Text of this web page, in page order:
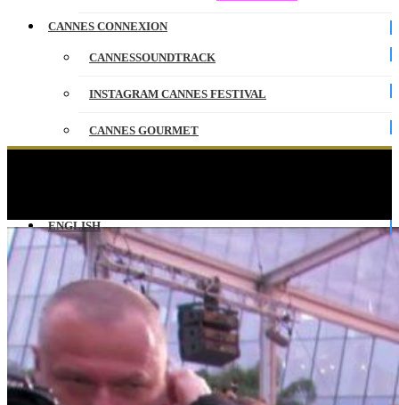
CANNES CONNEXION
CANNESSOUNDTRACK
INSTAGRAM CANNES FESTIVAL
CANNES GOURMET
ENGLISH